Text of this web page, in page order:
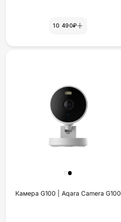
10 490₽
Камера G100 | Aqara Camera G100